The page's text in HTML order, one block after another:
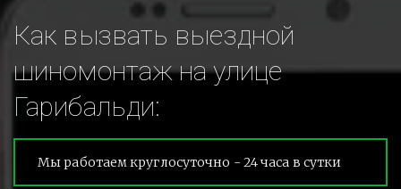
Как вызвать выездной
шиномонтаж на улице
Гарибальди:
Мы работаем круглосуточно - 24 часа в сутки